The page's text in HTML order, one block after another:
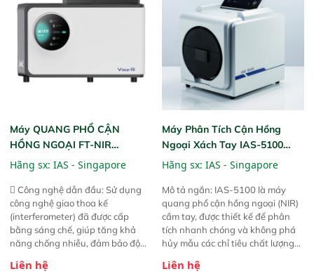
thực phẩm, nông sản,..
Máy QUANG PHỔ CẬN
HỒNG NGOẠI FT-NIR
Analyzer Vista-R
Hãng sx: IAS - Singapore
 Công nghệ dẫn đầu: Sử dụng
công nghệ giao thoa kế
(interferometer) đã được cấp
bằng sáng chế, giúp tăng khả
năng chống nhiễu, đảm bảo độ
Phạm vi ứng dụng rộng: Đáp ứng
Liên hệ
Máy Phân Tích Cận Hồng
Ngoại Xách Tay IAS-5100
(Portable NIR Analyzer)
Hãng sx: IAS - Singapore
Mô tả ngắn: IAS-5100 là máy
quang phổ cận hồng ngoại (NIR)
cầm tay, được thiết kế để phân
tích nhanh chóng và không phá
hủy mẫu các chỉ tiêu chất lượng
Thiết bị linh hoạt cho nhiều kịch
Liên hệ